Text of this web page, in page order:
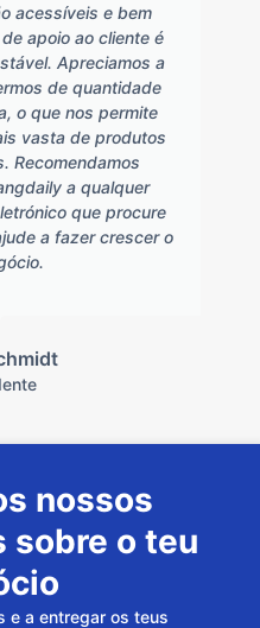
acessíveis e bem
apoio ao cliente é
Apreciamos a
de quantidade
o que nos permite
vasta de produtos
Recomendamos
a qualquer
que procure
a fazer crescer o
nossos
sobre o teu
e a entregar os teus